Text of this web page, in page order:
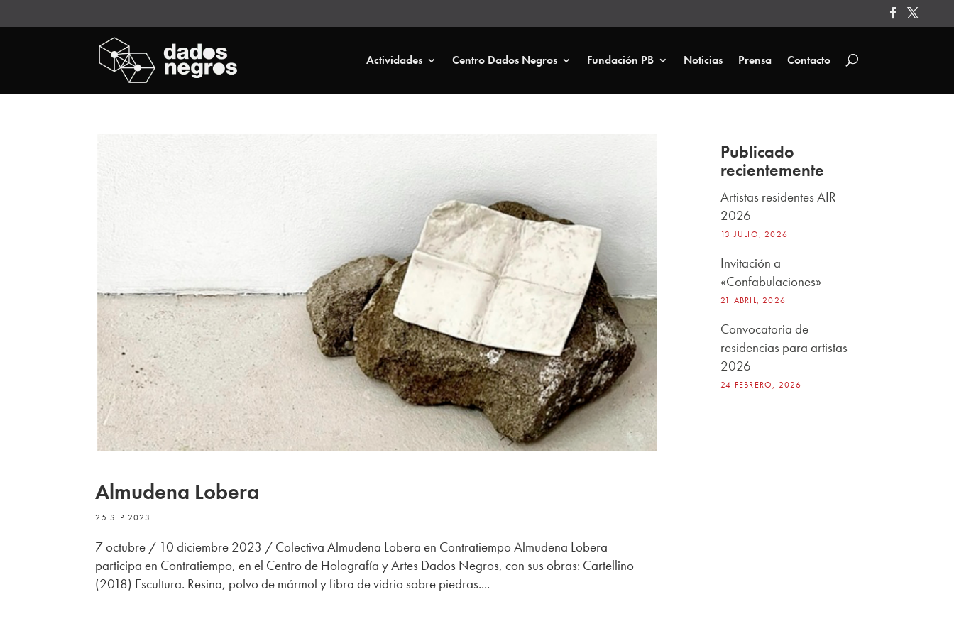
Actividades Centro Dados Negros Fundación PB Noticias Prensa Contacto
Almudena Lobera
25 SEP 2023
7 octubre / 10 diciembre 2023 / Colectiva Almudena Lobera en Contratiempo Almudena Lobera
participa en Contratiempo, en el Centro de Holografía y Artes Dados Negros, con sus obras: Cartellino
(2018) Escultura. Resina, polvo de mármol y fibra de vidrio sobre piedras....
Publicado
recientemente
Artistas residentes AIR
2026
13 JULIO, 2026
Invitación a
«Confabulaciones»
21 ABRIL, 2026
Convocatoria de
residencias para artistas
2026
24 FEBRERO, 2026